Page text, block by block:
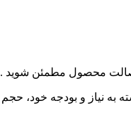
اصالت محصول مطمئن شوید .